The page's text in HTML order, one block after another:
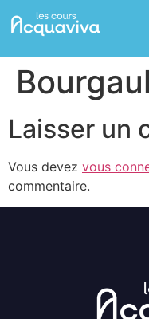
Laisser un
Vous devez vous
commentaire.